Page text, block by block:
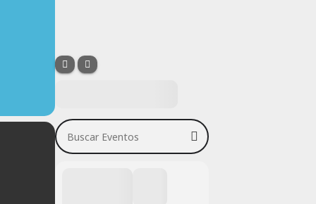
Buscar Eventos